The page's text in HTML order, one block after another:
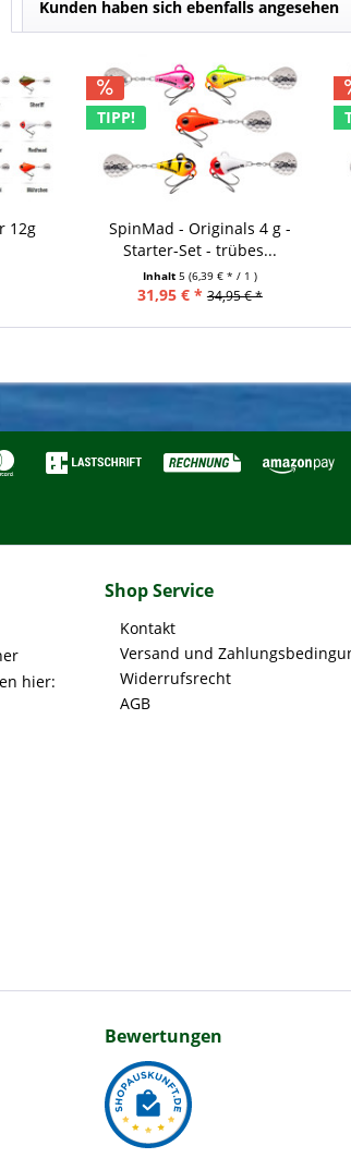
Kunden haben sich ebenfalls angesehen
12g
TIPP!
SpinMad - Originals 4 g -
Starter-Set - trübes...
Inhalt 5 (6,39 € * / 1 )
31,95 € * 34,95 € *
hier:
Shop Service
Kontakt
Versand und
Widerrufsrecht
AGB
Bewertungen